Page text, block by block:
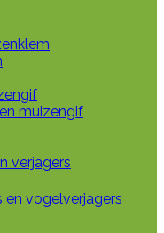
muizengif
verjagers
en vogelverjagers